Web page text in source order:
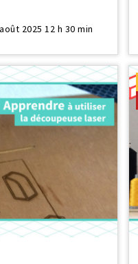
2025 12 h 30 min